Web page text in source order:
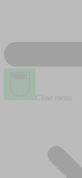
Close menu